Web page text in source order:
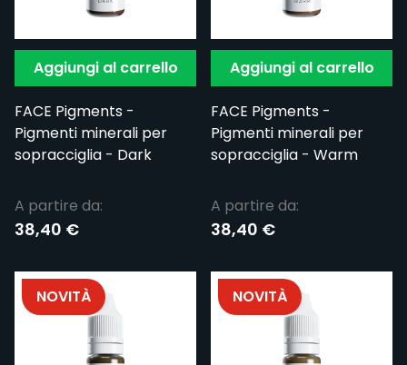
Aggiungi al carrello
FACE Pigments -
Pigmenti minerali per
sopracciglia - Dark
A partire da:
38,40 €
Aggiungi al carrello
FACE Pigments -
Pigmenti minerali per
sopracciglia - Warm
A partire da:
38,40 €
NOVITÀ NOVITÀ